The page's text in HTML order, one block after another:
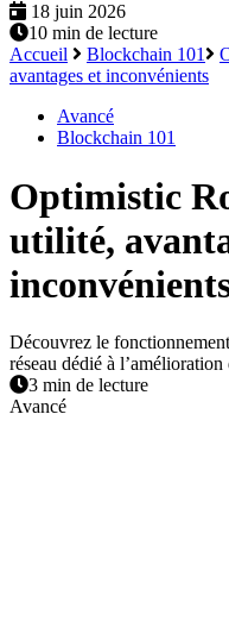
18 juin 2026
10 min de lecture
Accueil
Blockchain 101
avantages et inconvénients
Avancé
Blockchain 101
Optimistic
utilité,
Découvrez le
réseau dédié à
3 min de lecture
Avancé